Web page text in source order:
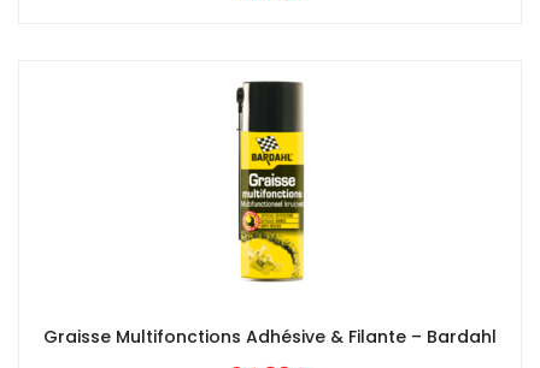
Graisse Multifonctions Adhésive & Filante – Bardahl